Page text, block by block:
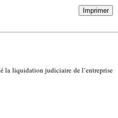
Imprimer
la liquidation judiciaire de l’entreprise